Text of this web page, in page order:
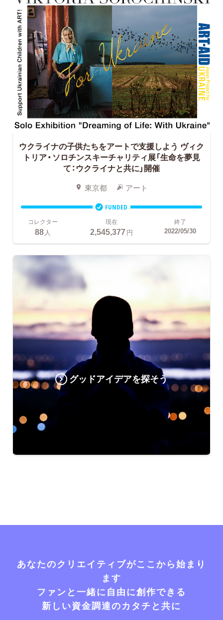
ウクライナの子供たちをアートで支援しよう ヴィク
トリア・ソロチンスキーチャリティ展「生命を夢見
て：ウクライナと共に」開催
東京都 アート
FUNDED
コレクター
88人
現在
2,545,377円
終了
2022/05/30
グッドアイデアを探そう
あなたのクリエイティブがここから始まり
ます
ファンと一緒に自由に創作できる
新しい資金調達のカタチと共に